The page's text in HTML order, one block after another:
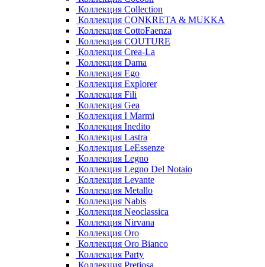
Коллекция Collection
Коллекция CONKRETA & MUKKA
Коллекция CottoFaenza
Коллекция COUTURE
Коллекция Crea-La
Коллекция Dama
Коллекция Ego
Коллекция Explorer
Коллекция Fili
Коллекция Gea
Коллекция I Marmi
Коллекция Inedito
Коллекция Lastra
Коллекция LeEssenze
Коллекция Legno
Коллекция Legno Del Notaio
Коллекция Levante
Коллекция Metallo
Коллекция Nabis
Коллекция Neoclassica
Коллекция Nirvana
Коллекция Oro
Коллекция Oro Bianco
Коллекция Party
Коллекция Pretiosa